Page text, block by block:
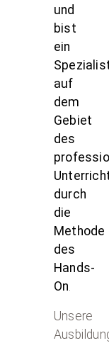
und
bist
ein
auf
dem
Gebiet
des
durch
die
Methode
des
Hands-
On.
Unsere